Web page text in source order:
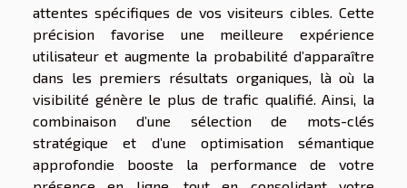
attentes spécifiques de vos visiteurs cibles. Cette
précision favorise une meilleure expérience
utilisateur et augmente la probabilité d’apparaître
dans les premiers résultats organiques, là où la
visibilité génère le plus de trafic qualifié. Ainsi, la
combinaison d’une sélection de mots-clés
stratégique et d’une optimisation sémantique
approfondie booste la performance de votre